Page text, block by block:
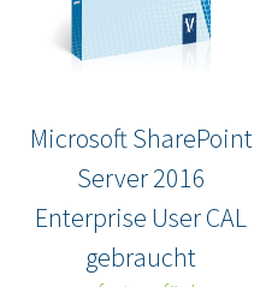
Microsoft SharePoint
Server 2016
Enterprise User CAL
gebraucht